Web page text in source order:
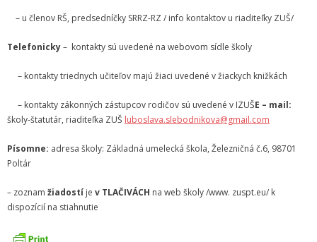
- Informácia pre uchádzača o zamestnanie
- Termíny školských prázdnin
Projekty
- Talentík
- Projekt Zuška do uška
– u členov RŠ, predsedníčky SRRZ-RZ / info kontaktov u riaditeľky ZUŠ/
Telefonicky– kontakty sú uvedené na webovom sídle školy
– kontakty triednych učiteľov majú žiaci uvedené v žiackych knižkách
– kontakty zákonných zástupcov rodičov sú uvedené v IZUŠE – mail:
školy-štatutár, riaditeľka ZUŠ luboslava.slebodnikova@gmail.com
Písomne: adresa školy: Základná umelecká škola, Železničná č.6, 98701
Poltár
– zoznam žiadostí je v TLAČIVÁCH na web školy /www. zuspt.eu/ k
dispozícií na stiahnutie